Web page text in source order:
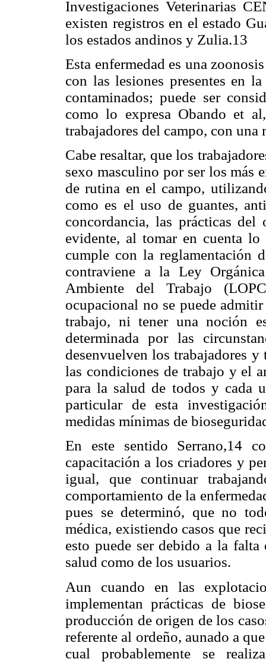
Investigaciones Veterinarias
existen registros en el estado
los estados andinos y Zulia.13
Esta enfermedad es una
con las lesiones presentes en
contaminados; puede ser
como lo expresa Obando et
trabajadores del campo, con
Cabe resaltar, que los
sexo masculino por ser los más
de rutina en el campo,
como es el uso de guantes,
concordancia, las prácticas del
evidente, al tomar en cuenta
cumple con la reglamentación
contraviene a la Ley
Ambiente del Trabajo
ocupacional no se puede
trabajo, ni tener una noción
determinada por las
desenvuelven los trabajadores
las condiciones de trabajo y el
para la salud de todos y cada
particular de esta
medidas mínimas de
En este sentido Serrano,14
capacitación a los criadores y
igual, que continuar
comportamiento de la
pues se determinó, que no
médica, existiendo casos que
esto puede ser debido a la
salud como de los usuarios.
Aun cuando en las
implementan prácticas de
producción de origen de los
referente al ordeño, aunado a
cual probablemente se